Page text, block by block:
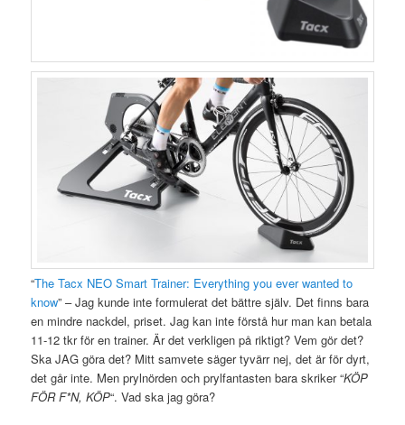
“The Tacx NEO Smart Trainer: Everything you ever wanted to
know” – Jag kunde inte formulerat det bättre själv. Det finns bara
en mindre nackdel, priset. Jag kan inte förstå hur man kan betala
11-12 tkr för en trainer. Är det verkligen på riktigt? Vem gör det?
Ska JAG göra det? Mitt samvete säger tyvärr nej, det är för dyrt,
det går inte. Men prylnörden och prylfantasten bara skriker “KÖP
FÖR F*N, KÖP“. Vad ska jag göra?